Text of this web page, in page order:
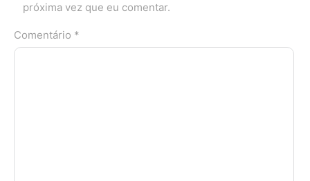
próxima vez que eu comentar.
Comentário *